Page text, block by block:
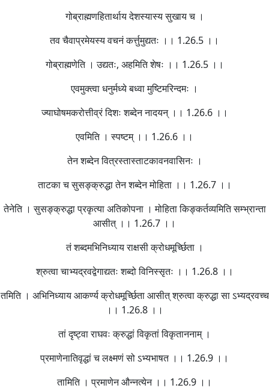
गोब्राह्मणहितार्थाय देशस्यास्य सुखाय च ।
तव चैवाप्रमेयस्य वचनं कर्त्तुमुद्यतः ।। 1.26.5 ।।
गोब्राह्मणेति । उद्यतः, अहमिति शेषः ।। 1.26.5 ।।
एवमुक्त्वा धनुर्मध्ये बध्वा मुष्टिमरिन्दमः ।
ज्याघोषमकरोत्तीव्रं दिशः शब्देन नादयन् ।। 1.26.6 ।।
एवमिति । स्पष्टम् ।। 1.26.6 ।।
तेन शब्देन वित्रस्तास्ताटकावनवासिनः ।
ताटका च सुसङ्क्रुद्धा तेन शब्देन मोहिता ।। 1.26.7 ।।
तेनेति । सुसङ्क्रुद्धा प्रकृत्या अतिकोपना । मोहिता किङ्कर्तव्यमिति सम्भ्रान्ता
आसीत् ।। 1.26.7 ।।
तं शब्दमभिनिध्याय राक्षसी क्रोधमूर्च्छिता ।
श्रुत्वा चाभ्यद्रवद्वेगाद्यतः शब्दो विनिस्सृतः ।। 1.26.8 ।।
तमिति । अभिनिध्याय आकर्ण्य क्रोधमूर्च्छिता आसीत् श्रुत्वा क्रुद्धा सा ऽभ्यद्रवच्च
।। 1.26.8 ।।
तां दृष्ट्वा राघवः क्रुद्धां विकृतां विकृताननाम् ।
प्रमाणेनातिवृद्धां च लक्ष्मणं सो ऽभ्यभाषत ।। 1.26.9 ।।
तामिति । प्रमाणेन औन्नत्येन ।। 1.26.9 ।।